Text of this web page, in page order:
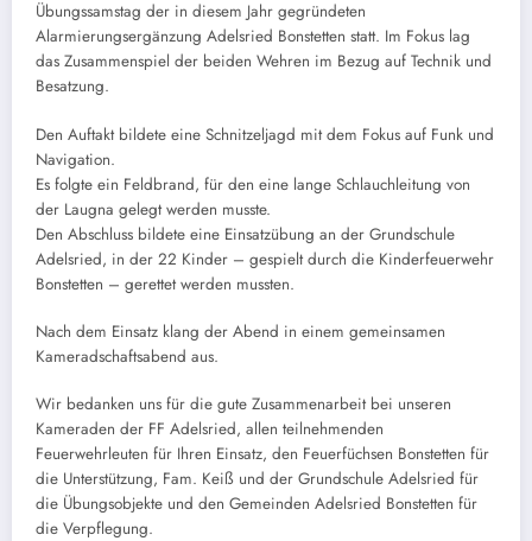
Übungssamstag der in diesem Jahr gegründeten
Alarmierungsergänzung Adelsried Bonstetten statt. Im Fokus lag
das Zusammenspiel der beiden Wehren im Bezug auf Technik und
Besatzung.
Den Auftakt bildete eine Schnitzeljagd mit dem Fokus auf Funk und
Navigation.
Es folgte ein Feldbrand, für den eine lange Schlauchleitung von
der Laugna gelegt werden musste.
Den Abschluss bildete eine Einsatzübung an der Grundschule
Adelsried, in der 22 Kinder – gespielt durch die Kinderfeuerwehr
Bonstetten – gerettet werden mussten.
Nach dem Einsatz klang der Abend in einem gemeinsamen
Kameradschaftsabend aus.
Wir bedanken uns für die gute Zusammenarbeit bei unseren
Kameraden der FF Adelsried, allen teilnehmenden
Feuerwehrleuten für Ihren Einsatz, den Feuerfüchsen Bonstetten für
die Unterstützung, Fam. Keiß und der Grundschule Adelsried für
die Übungsobjekte und den Gemeinden Adelsried Bonstetten für
die Verpflegung.